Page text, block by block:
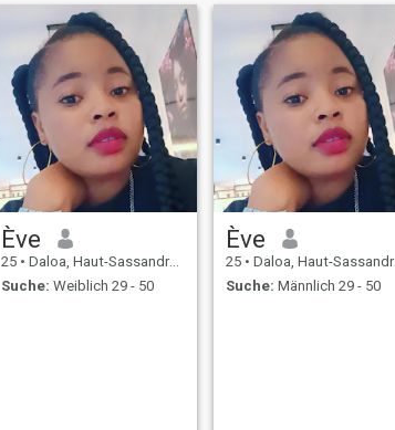
Ève
25 • Daloa, Haut-Sassandra, Côte d'Ivoire
Suche: Weiblich 29 - 50
Ève
25 • Daloa, Haut-Sassandra, Côte d'Ivoire
Suche: Männlich 29 - 50